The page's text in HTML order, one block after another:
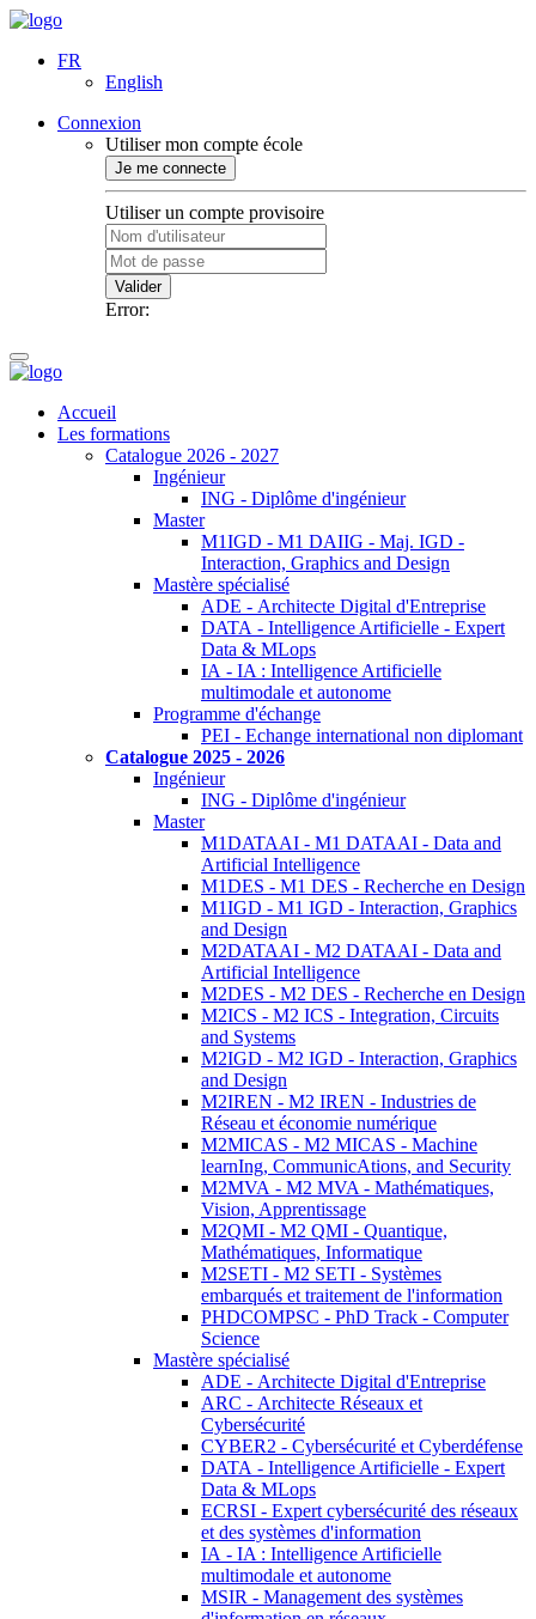
FR
English
Connexion
Utiliser mon compte école
Je me connecte
Utiliser un compte provisoire
Valider
Error:
Accueil
Les formations
Catalogue 2026 - 2027
Ingénieur
ING - Diplôme d'ingénieur
Master
M1IGD - M1 DAIIG - Maj. IGD -
Interaction, Graphics and Design
Mastère spécialisé
ADE - Architecte Digital d'Entreprise
DATA - Intelligence Artificielle - Expert
Data & MLops
IA - IA : Intelligence Artificielle
multimodale et autonome
Programme d'échange
PEI - Echange international non diplomant
Catalogue 2025 - 2026
Ingénieur
ING - Diplôme d'ingénieur
Master
M1DATAAI - M1 DATAAI - Data and
Artificial Intelligence
M1DES - M1 DES - Recherche en Design
M1IGD - M1 IGD - Interaction, Graphics
and Design
M2DATAAI - M2 DATAAI - Data and
Artificial Intelligence
M2DES - M2 DES - Recherche en Design
M2ICS - M2 ICS - Integration, Circuits
and Systems
M2IGD - M2 IGD - Interaction, Graphics
and Design
M2IREN - M2 IREN - Industries de
Réseau et économie numérique
M2MICAS - M2 MICAS - Machine
learnIng, CommunicAtions, and Security
M2MVA - M2 MVA - Mathématiques,
Vision, Apprentissage
M2QMI - M2 QMI - Quantique,
Mathématiques, Informatique
M2SETI - M2 SETI - Systèmes
embarqués et traitement de l'information
PHDCOMPSC - PhD Track - Computer
Science
Mastère spécialisé
ADE - Architecte Digital d'Entreprise
ARC - Architecte Réseaux et
Cybersécurité
CYBER2 - Cybersécurité et Cyberdéfense
DATA - Intelligence Artificielle - Expert
Data & MLops
ECRSI - Expert cybersécurité des réseaux
et des systèmes d'information
IA - IA : Intelligence Artificielle
multimodale et autonome
MSIR - Management des systèmes